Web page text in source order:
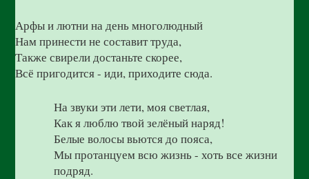
Арфы и лютни на день многолюдный
Нам принести не составит труда,
Также свирели достаньте скорее,
Всё пригодится - иди, приходите сюда.
На звуки эти лети, моя светлая,
Как я люблю твой зелёный наряд!
Белые волосы вьются до пояса,
Мы протанцуем всю жизнь - хоть все жизни
подряд.